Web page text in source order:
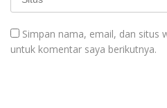
Simpan nama, email, dan situs
untuk komentar saya berikutnya.